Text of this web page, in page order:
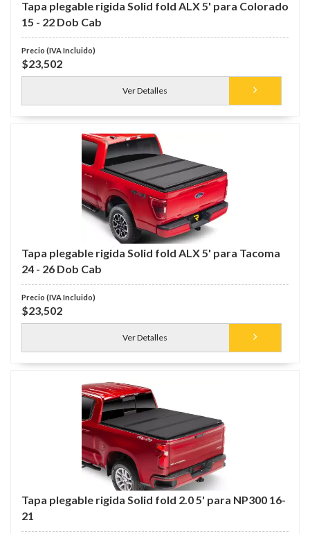
Tapa plegable rigida Solid fold ALX 5' para Colorado
15 - 22 Dob Cab
$23,502
Ver Detalles
Tapa plegable rigida Solid fold ALX 5' para Tacoma
24 - 26 Dob Cab
$23,502
Ver Detalles
Tapa plegable rigida Solid fold 2.0 5' para NP300 16-
21